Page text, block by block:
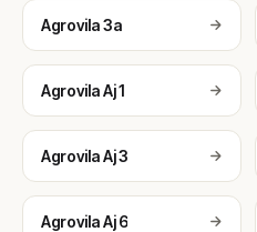
Agrovila 3a
Agrovila Aj 1
Agrovila Aj 3
Agrovila Aj 6